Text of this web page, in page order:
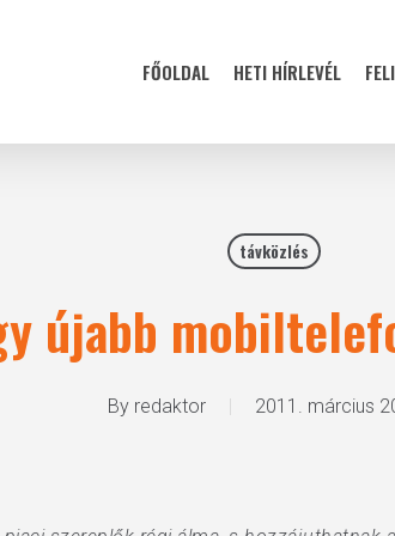
FŐOLDAL HETI HÍRLEVÉL
távközlés
újabb
By redaktor 2011. március